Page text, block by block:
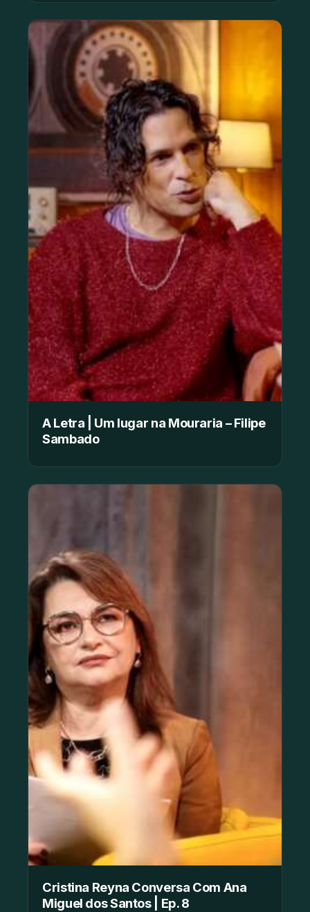
A Letra | Um lugar na Mouraria – Filipe
Sambado
Cristina Reyna Conversa Com Ana
Miguel dos Santos | Ep. 8